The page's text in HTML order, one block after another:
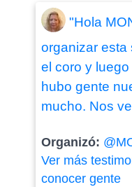
"Hola
organizar esta
el coro y
hubo gente
mucho. Nos
Organizó:
Ver más
conocer gente